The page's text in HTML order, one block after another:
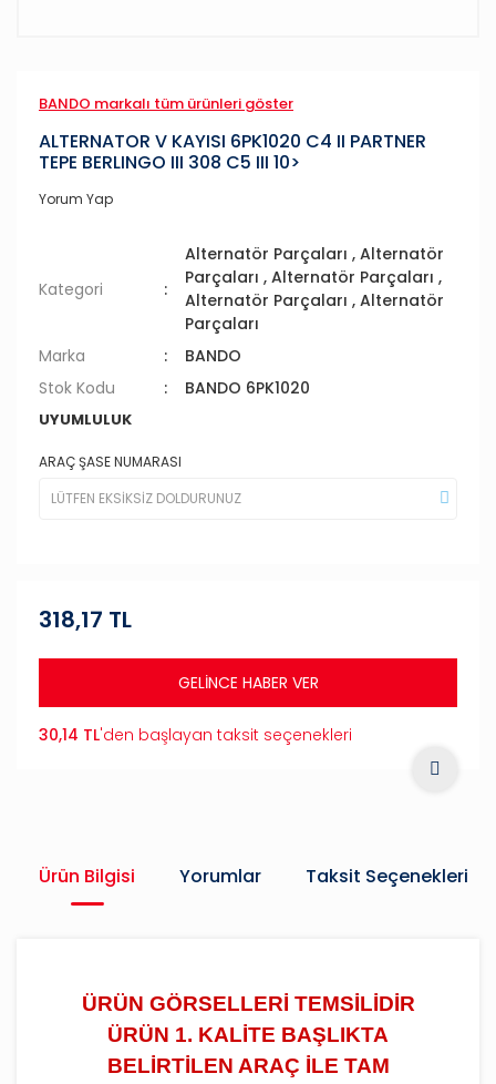
BANDO markalı tüm ürünleri göster
ALTERNATOR V KAYISI 6PK1020 C4 II PARTNER
TEPE BERLINGO III 308 C5 III 10>
Yorum Yap
Kategori
Alternatör Parçaları ,Alternatör
Parçaları ,Alternatör Parçaları ,
Alternatör Parçaları ,Alternatör
Parçaları
Marka
BANDO
Stok Kodu
BANDO 6PK1020
UYUMLULUK
ARAÇ ŞASE NUMARASI
318,17 TL
GELİNCE HABER VER
30,14 TL'den başlayan taksit seçenekleri
Ürün Bilgisi Yorumlar Taksit Seçenekleri
ÜRÜN GÖRSELLERİ TEMSİLİDİR
ÜRÜN 1. KALİTE BAŞLIKTA
BELİRTİLEN ARAÇ İLE TAM